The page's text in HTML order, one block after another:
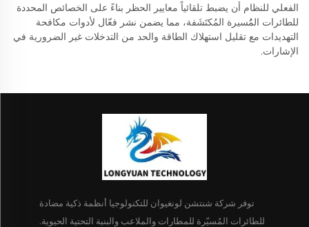
الفعلي للنظام أن يضبط تلقائياً معايير الحظر بناءً على الخصائص المحددة
للطائرات المُُسيرة المُكتَشَفة، مما يضمن نشر فعّال لأدوات مكافحة
التهديدات مع تقليل استهلاك الطاقة والحد من التدخلات غير الضرورية في
الإشارات.
توفر شركة شنتشن لونغيوان للتكنولوجيا أنظمة ذكية مضادة
للطائرات المُسيّرة للمطارات والملاعب والبنية التحتية الحيوية.